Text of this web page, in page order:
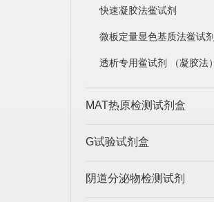
快速凝胶法鲎试剂
微板定量显色基质法鲎试剂
透析专用鲎试剂 （凝胶法）
MAT热原检测试剂盒
G试验试剂盒
阴道分泌物检测试剂